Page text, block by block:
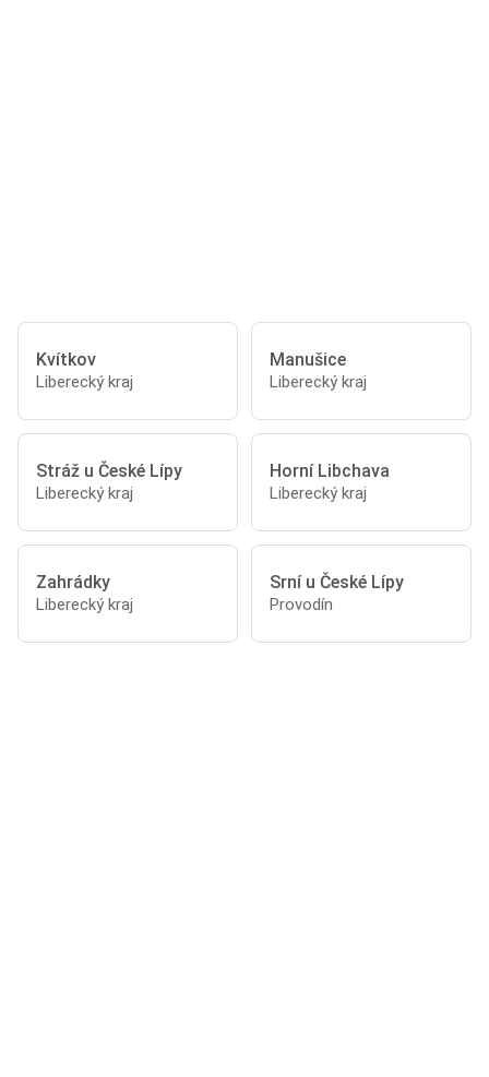
Kvítkov
Liberecký kraj
Manušice
Liberecký kraj
Stráž u České Lípy
Liberecký kraj
Horní Libchava
Liberecký kraj
Zahrádky
Liberecký kraj
Srní u České Lípy
Provodín